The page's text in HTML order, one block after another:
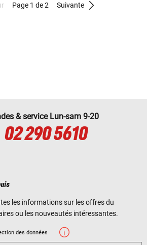
Page 1 de 2 Suivante
& service Lun-sam 9-20
02 290 5610
les informations sur les offres du
ou les nouveautés intéressantes.
des données